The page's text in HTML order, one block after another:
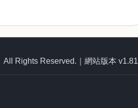
All Rights Reserved.｜網站版本